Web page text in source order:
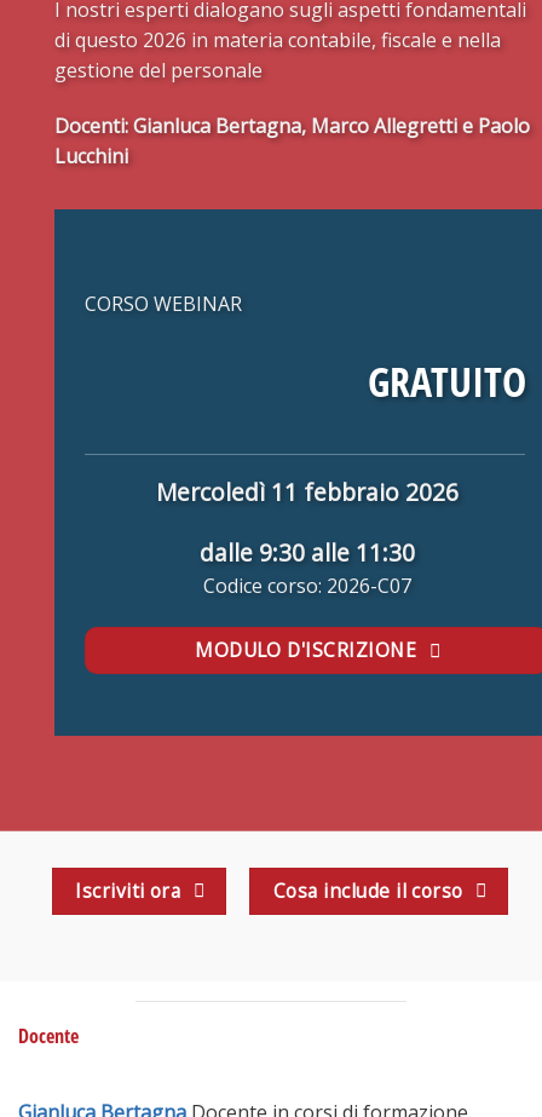
I nostri esperti dialogano sugli aspetti fondamentali
di questo 2026 in materia contabile, fiscale e nella
gestione del personale
Docenti: Gianluca Bertagna, Marco Allegretti e Paolo
Lucchini
CORSO WEBINAR
GRATUITO
Mercoledì 11 febbraio 2026
dalle 9:30 alle 11:30
Codice corso: 2026-C07
MODULO D'ISCRIZIONE
Iscriviti ora Cosa include il corso
Docente